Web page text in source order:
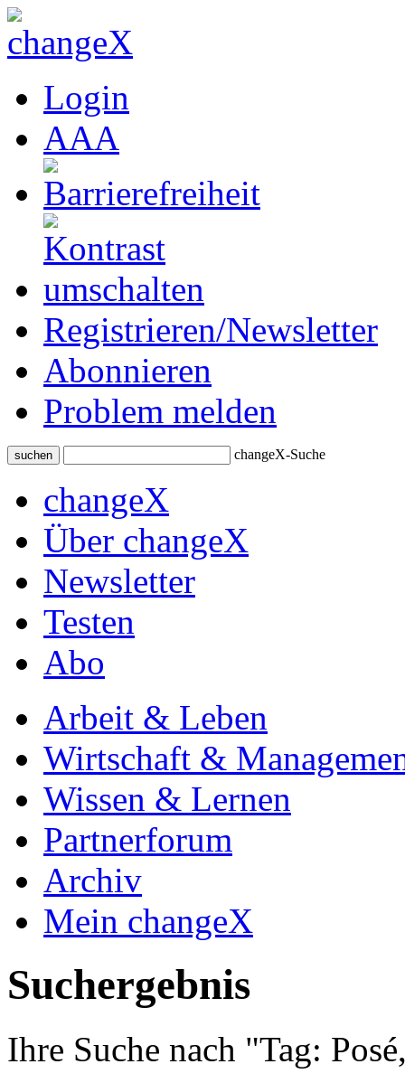
Login
AAA
Registrieren/Newsletter
Abonnieren
Problem melden
suchen changeX-Suche
changeX
Über changeX
Newsletter
Testen
Abo
Arbeit & Leben
Wirtschaft &
Wissen & Lernen
Partnerforum
Archiv
Mein changeX
Suchergebnis
Ihre Suche nach "Tag: